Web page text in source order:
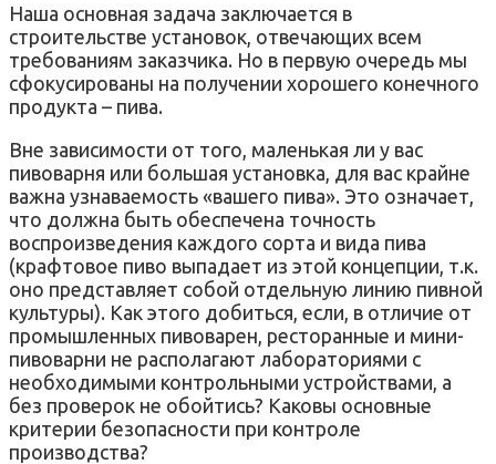
Наша основная задача заключается в
строительстве установок, отвечающих всем
требованиям заказчика. Но в первую очередь мы
сфокусированы на получении хорошего конечного
продукта – пива.
Вне зависимости от того, маленькая ли у вас
пивоварня или большая установка, для вас крайне
важна узнаваемость «вашего пива». Это означает,
что должна быть обеспечена точность
воспроизведения каждого сорта и вида пива
(крафтовое пиво выпадает из этой концепции, т.к.
оно представляет собой отдельную линию пивной
культуры). Как этого добиться, если, в отличие от
промышленных пивоварен, ресторанные и мини-
пивоварни не располагают лабораториями с
необходимыми контрольными устройствами, а
без проверок не обойтись? Каковы основные
критерии безопасности при контроле
производства?